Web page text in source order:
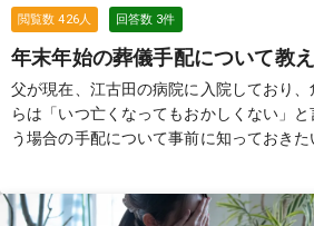
閲覧数426人 回答数 3件
年末年始の葬儀手配について教
父が現在、江古田の病院に入院しており
らは「いつ亡くなってもおかしくない」
う場合の手配について事前に知っておきたい
亡くなった場合、まず最初に何をすれば
年始の時期に葬儀や火葬場の予約が取りに